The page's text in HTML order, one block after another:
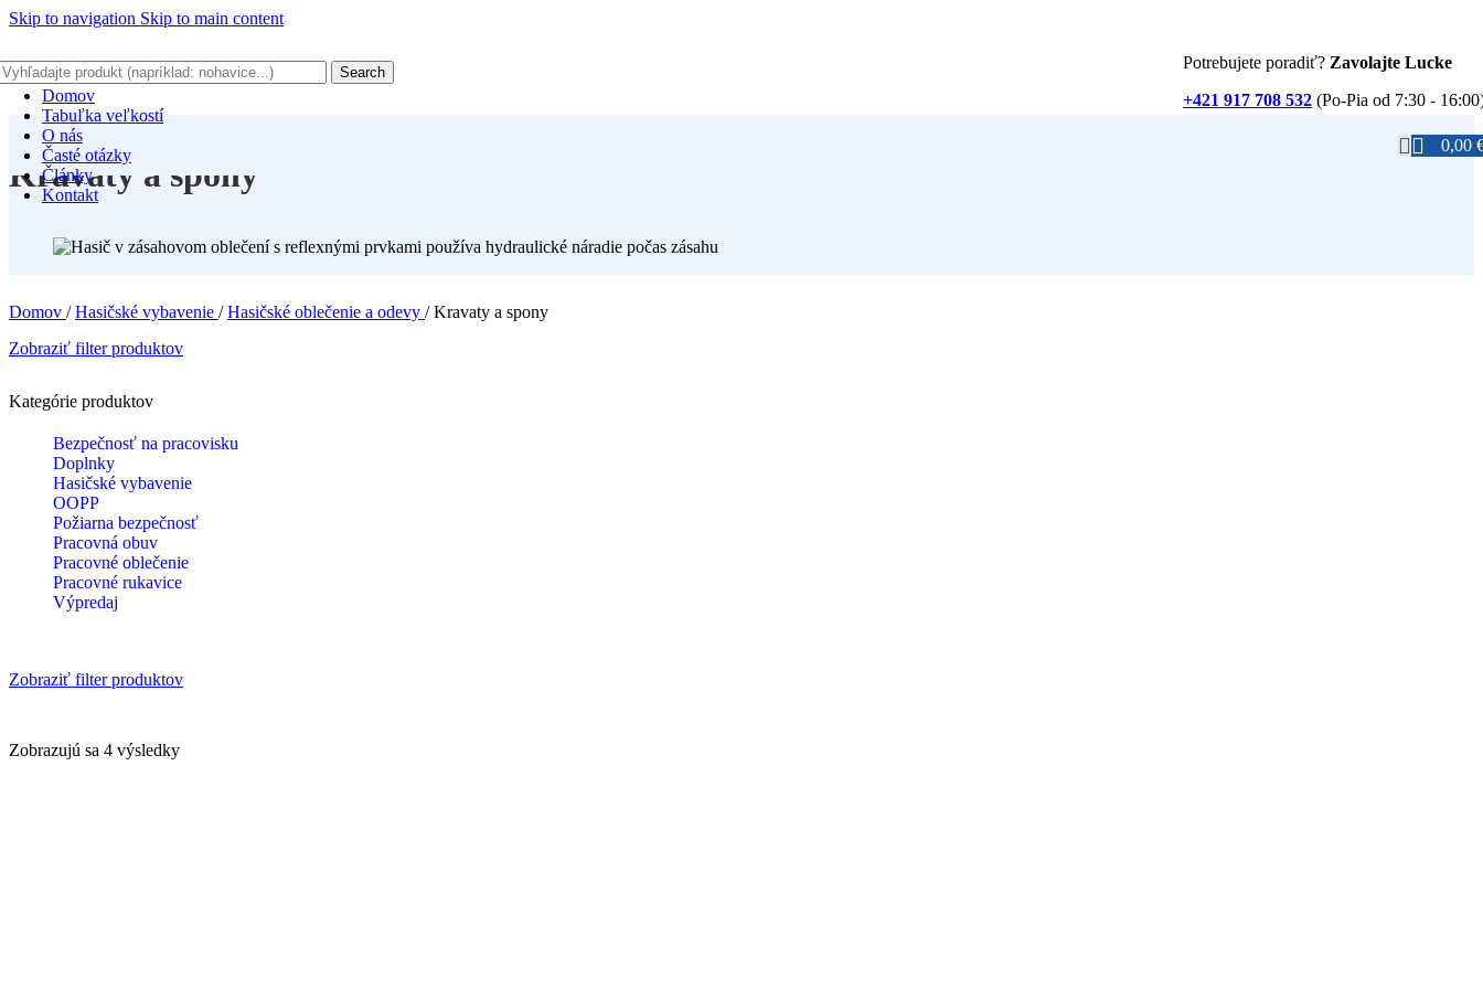
Skip to navigation Skip to main content
Search Potrebujete poradiť? Zavolajte Lucke
+421 917 708 532 (Po-Pia od 7:30 -
Domov
Tabuľka veľkostí
O nás
Časté otázky
Články
Kontakt
0,00
Kravaty a spony
Domov / Hasičské vybavenie / Hasičské oblečenie a odevy / Kravaty a spony
Zobraziť filter produktov
Kategórie produktov
Bezpečnosť na pracovisku
Doplnky
Hasičské vybavenie
OOPP
Požiarna bezpečnosť
Pracovná obuv
Pracovné oblečenie
Pracovné rukavice
Výpredaj
Zobraziť filter produktov
Zobrazujú sa 4 výsledky